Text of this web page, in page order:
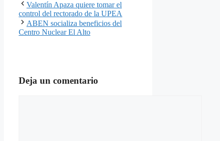
Valentín Apaza quiere tomar el
control del rectorado de la UPEA
ABEN socializa beneficios del
Centro Nuclear El Alto
Deja un comentario